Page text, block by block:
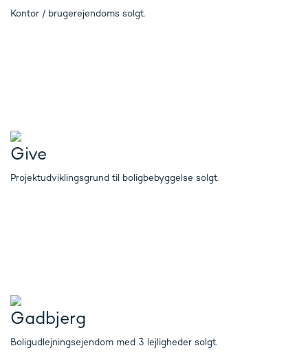
Kontor / brugerejendoms solgt.
Give
Projektudviklingsgrund til boligbebyggelse solgt.
Gadbjerg
Boligudlejningsejendom med 3 lejligheder solgt.